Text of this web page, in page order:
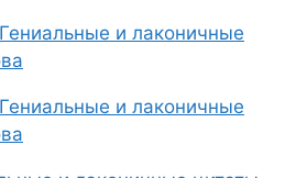
Гениальные и лаконичные
Гениальные и лаконичные